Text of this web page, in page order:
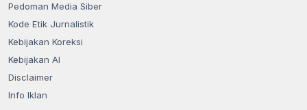
Pedoman Media Siber
Kode Etik Jurnalistik
Kebijakan Koreksi
Kebijakan AI
Disclaimer
Info Iklan